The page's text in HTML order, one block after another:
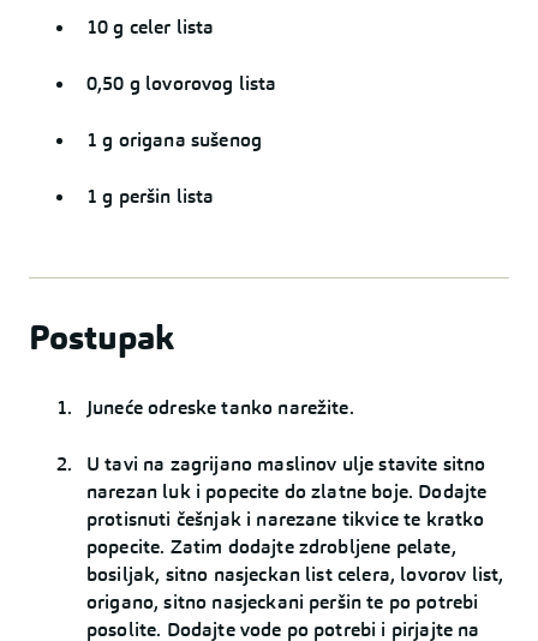
10 g celer lista
0,50 g lovorovog lista
1 g origana sušenog
1 g peršin lista
Postupak
Juneće odreske tanko narežite.
U tavi na zagrijano maslinov ulje stavite sitno
narezan luk i popecite do zlatne boje. Dodajte
protisnuti češnjak i narezane tikvice te kratko
popecite. Zatim dodajte zdrobljene pelate,
bosiljak, sitno nasjeckan list celera, lovorov list,
origano, sitno nasjeckani peršin te po potrebi
posolite. Dodajte vode po potrebi i pirjajte na